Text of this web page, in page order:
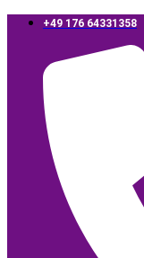
‪+49 176 64331358‬